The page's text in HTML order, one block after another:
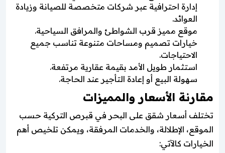
إدارة احترافية عبر شركات متخصصة للصيانة وزيادة
العوائد.
موقع مميز قرب الشواطئ والمرافق السياحية.
خيارات تصميم ومساحات متنوعة تناسب جميع
الاحتياجات.
استثمار طويل الأمد بقيمة عقارية مرتفعة.
سهولة البيع أو إعادة التأجير عند الحاجة.
مقارنة الأسعار والمميزات
تختلف أسعار شقق على البحر في قبرص التركية حسب
الموقع، الإطلالة، والخدمات المرفقة، ويمكن تلخيص أهم
الخيارات كالآتي: